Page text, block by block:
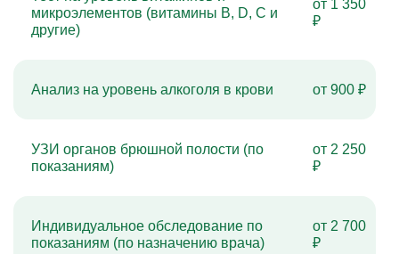
микроэлементов (витамины B, D, C и
другие)
от 1 350
₽
Анализ на уровень алкоголя в крови от 900 ₽
УЗИ органов брюшной полости (по
показаниям)
от 2 250
₽
Индивидуальное обследование по
показаниям (по назначению врача)
от 2 700
₽